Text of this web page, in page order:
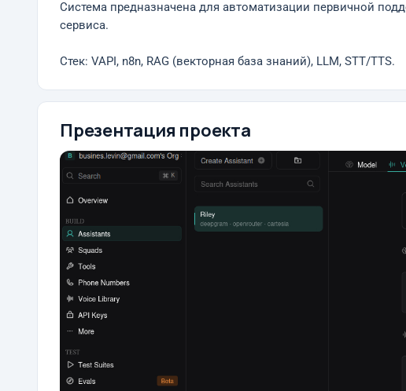
Система предназначена для автоматизации первичной
сервиса.
Стек: VAPI, n8n, RAG (векторная база знаний), LLM, STT/TTS.
Презентация проекта